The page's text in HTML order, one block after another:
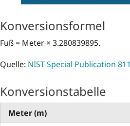
Konversionsformel
Fuß = Meter × 3.280839895.
Quelle: NIST Special Publication 811
Konversionstabelle
Meter (m)